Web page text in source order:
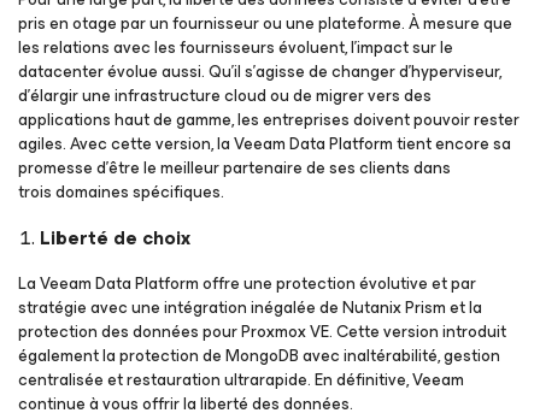
pris en otage par un fournisseur ou une plateforme. À mesure que
les relations avec les fournisseurs évoluent, l’impact sur le
datacenter évolue aussi. Qu’il s’agisse de changer d’hyperviseur,
d’élargir une infrastructure cloud ou de migrer vers des
applications haut de gamme, les entreprises doivent pouvoir rester
agiles. Avec cette version, la Veeam Data Platform tient encore sa
promesse d’être le meilleur partenaire de ses clients dans
trois domaines spécifiques.
Liberté de choix
La Veeam Data Platform offre une protection évolutive et par
stratégie avec une intégration inégalée de Nutanix Prism et la
protection des données pour Proxmox VE. Cette version introduit
également la protection de MongoDB avec inaltérabilité, gestion
centralisée et restauration ultrarapide. En définitive, Veeam
continue à vous offrir la liberté des données.